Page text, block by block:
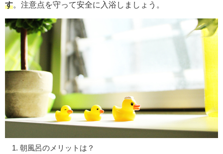
す。注意点を守って安全に入浴しましょう。
朝風呂のメリットは？